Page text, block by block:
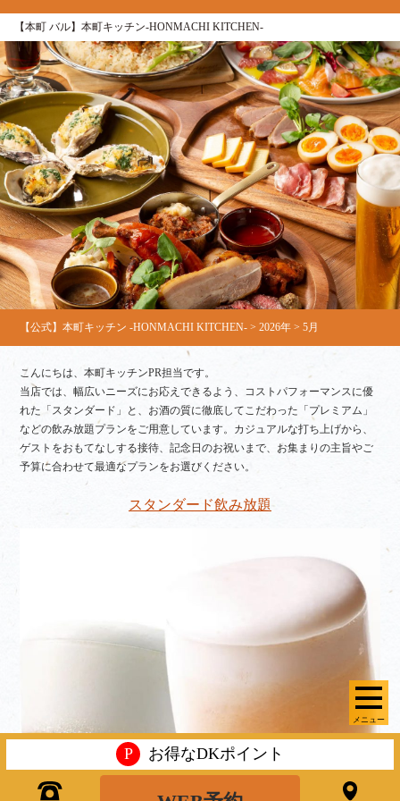
【本町 バル】本町キッチン‐HONMACHI KITCHEN‐
メニュー
【公式】本町キッチン ‐HONMACHI KITCHEN‐ >2026年 >5月
こんにちは、本町キッチンPR担当です。
当店では、幅広いニーズにお応えできるよう、コストパフォーマンスに優
れた「スタンダード」と、お酒の質に徹底してこだわった「プレミアム」
などの飲み放題プランをご用意しています。カジュアルな打ち上げから、
ゲストをおもてなしする接待、記念日のお祝いまで、お集まりの主旨やご
予算に合わせて最適なプランをお選びください。
スタンダード飲み放題
P お得なDKポイント